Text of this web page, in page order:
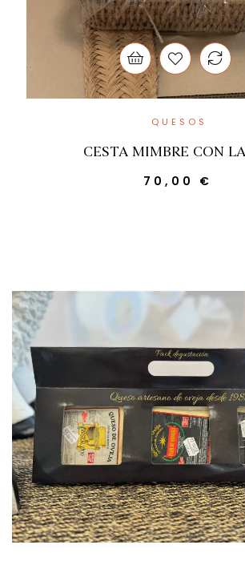
QUESOS
CESTA MIMBRE CON
Precio
70,00 €